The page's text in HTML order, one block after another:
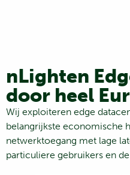
nLighten
door heel
Wij exploiteren edge
belangrijkste economische
netwerktoegang met lage
particuliere gebruikers en